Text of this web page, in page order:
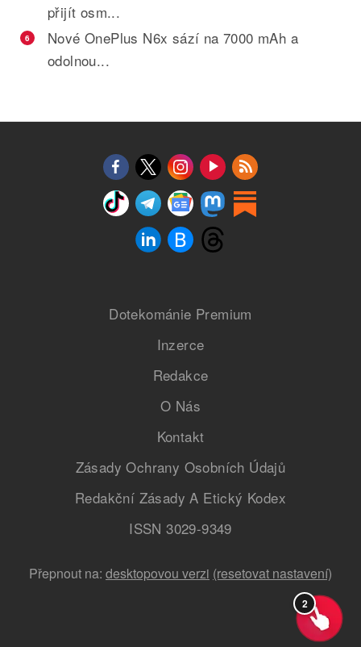
přijít osm...
6
Nové OnePlus N6x sází na 7000 mAh a
odolnou...
Dotekománie Premium
Inzerce
Redakce
O Nás
Kontakt
Zásady Ochrany Osobních Údajů
Redakční Zásady A Etický Kodex
ISSN 3029-9349
Přepnout na: desktopovou verzi (resetovat nastavení)
2